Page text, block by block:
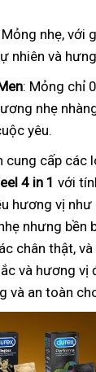
Mỏng nhẹ, với
nhiên và
: Mỏng chỉ
nhẹ
yêu.
cung cấp các
4 in 1 với
hương vị như
nhưng bền
chân thật, và
và hương vị
và an toàn